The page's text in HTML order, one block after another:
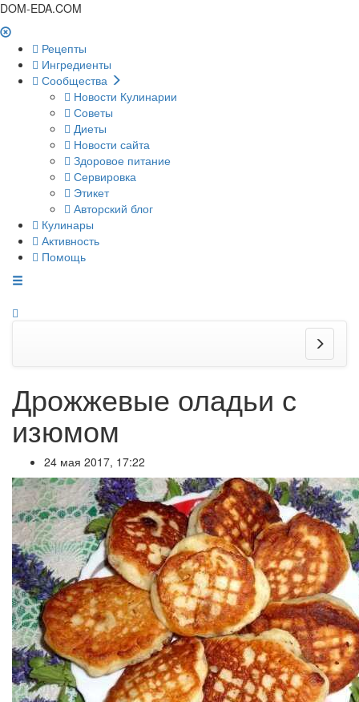
DOM-EDA.COM
Рецепты
Ингредиенты
Сообщества
Новости Кулинарии
Советы
Диеты
Новости сайта
Здоровое питание
Сервировка
Этикет
Авторский блог
Кулинары
Активность
Помощь
Дрожжевые оладьи с
изюмом
24 мая 2017, 17:22